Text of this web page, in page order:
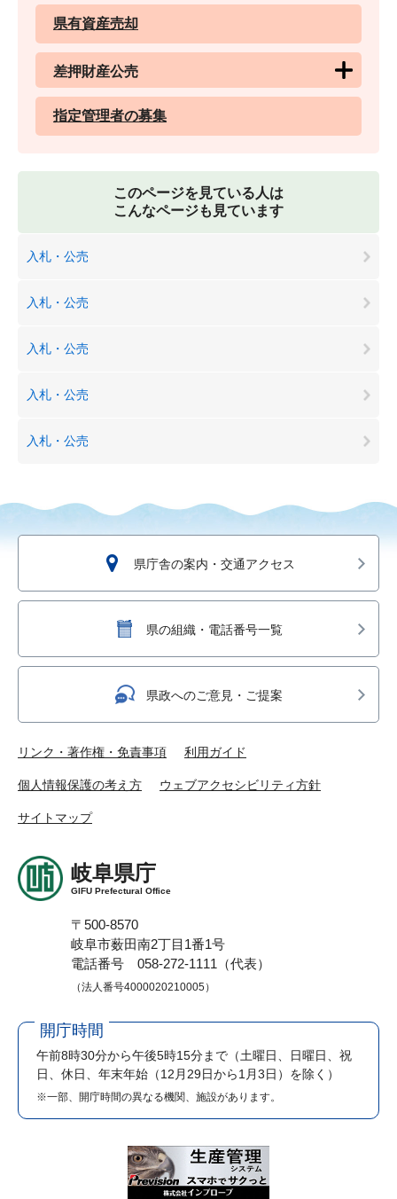
県有資産売却
差押財産公売
指定管理者の募集
このページを見ている人は
こんなページも見ています
入札・公売
入札・公売
入札・公売
入札・公売
入札・公売
県庁舎の案内・交通アクセス
県の組織・電話番号一覧
県政へのご意見・ご提案
リンク・著作権・免責事項 利用ガイド
個人情報保護の考え方 ウェブアクセシビリティ方針
サイトマップ
岐阜県庁
GIFU Prefectural Office
〒500-8570
岐阜市薮田南2丁目1番1号
電話番号 058-272-1111（代表）
（法人番号4000020210005）
開庁時間
午前8時30分から午後5時15分まで （土曜日、日曜日、祝
日、休日、年末年始（12月29日から1月3日）を除く）
※一部、開庁時間の異なる機関、施設があります。